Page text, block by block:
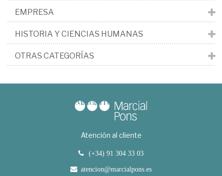
EMPRESA
HISTORIA Y CIENCIAS HUMANAS
OTRAS CATEGORÍAS
Atención al cliente
(+34) 91 304 33 03
atencion@marcialpons.es